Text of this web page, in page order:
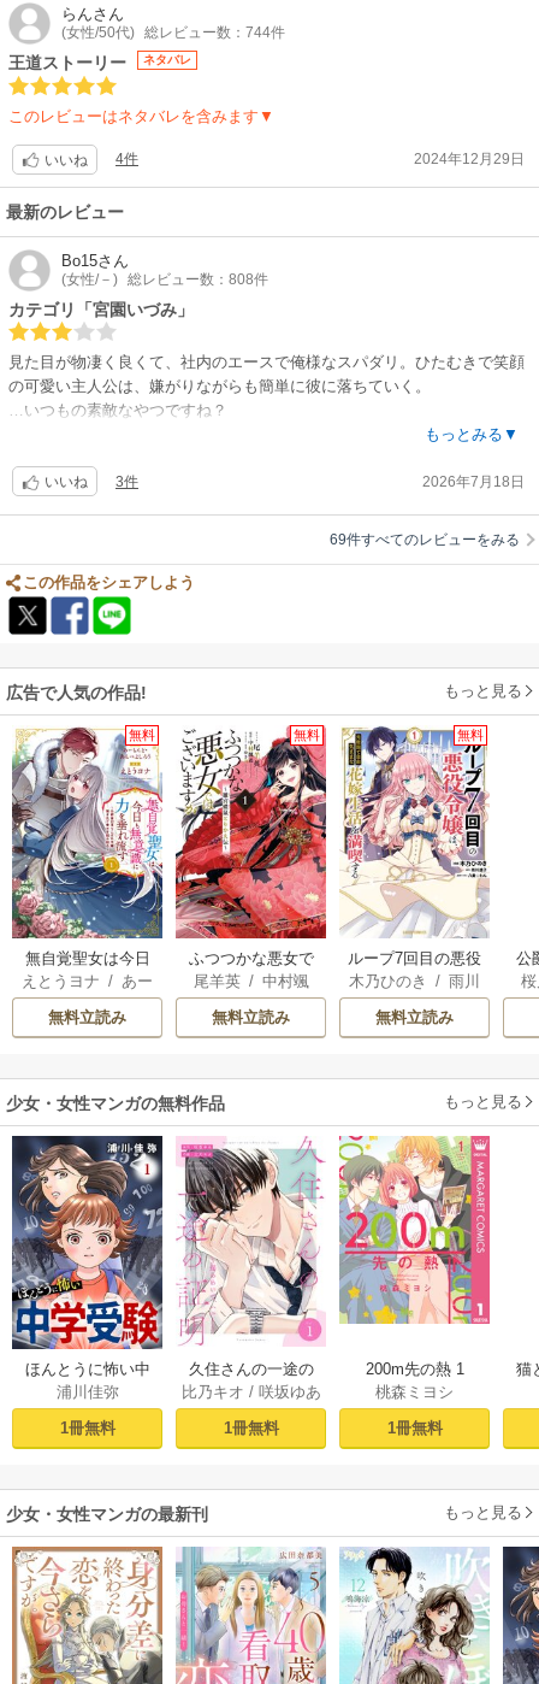
らんさん
(女性/50代) 総レビュー数：744件
王道ストーリー ネタバレ
このレビューはネタバレを含みます▼
いいね 4件 2024年12月29日
最新のレビュー
Bo15さん
(女性/－) 総レビュー数：808件
カテゴリ「宮園いづみ」
見た目が物凄く良くて、社内のエースで俺様なスパダリ。ひたむきで笑顔
の可愛い主人公は、嫌がりながらも簡単に彼に落ちていく。
…いつもの素敵なやつですね？
もう、「ハーレム」や「年下男子」とかのカテゴリに「宮園いづみ」があ
好きな人は全作ハマって、新作が楽しみになる。そういうの羨ましい。
もっとみる▼
いいね 3件 2026年7月18日
69件すべてのレビューをみる
この作品をシェアしよう
広告で人気の作品! もっと見る
無料
無自覚聖女は今日
も無意識に力を垂
れ流す ～公爵家
の落ちこぼれ令
を掴み取る～
えとうヨナ /あー
もんど/ あんべよ
しろう
無料立読み
無料
ふつつかな悪女で
はございますが ～
雛宮蝶鼠とりかえ
伝～
尾羊英/ 中村颯
希
/ ゆき哉
無料立読み
無料
ループ7回目の悪役
令嬢は、元敵国で
自由気ままな花嫁
生活を満喫する
木乃ひのき /雨川
透子/八美☆わん
無料立読み
公
は
少女・女性マンガの無料作品 もっと見る
ほんとうに怖い中
学受験【分冊版】
1
浦川佳弥
1冊無料
久住さんの一途の
証明～揺らめい
て、ハニー～ 1巻
比乃キオ / 咲坂ゆあ
1冊無料
200m先の熱 1
桃森ミヨシ
1冊無料
猫
少女・女性マンガの最新刊 もっと見る